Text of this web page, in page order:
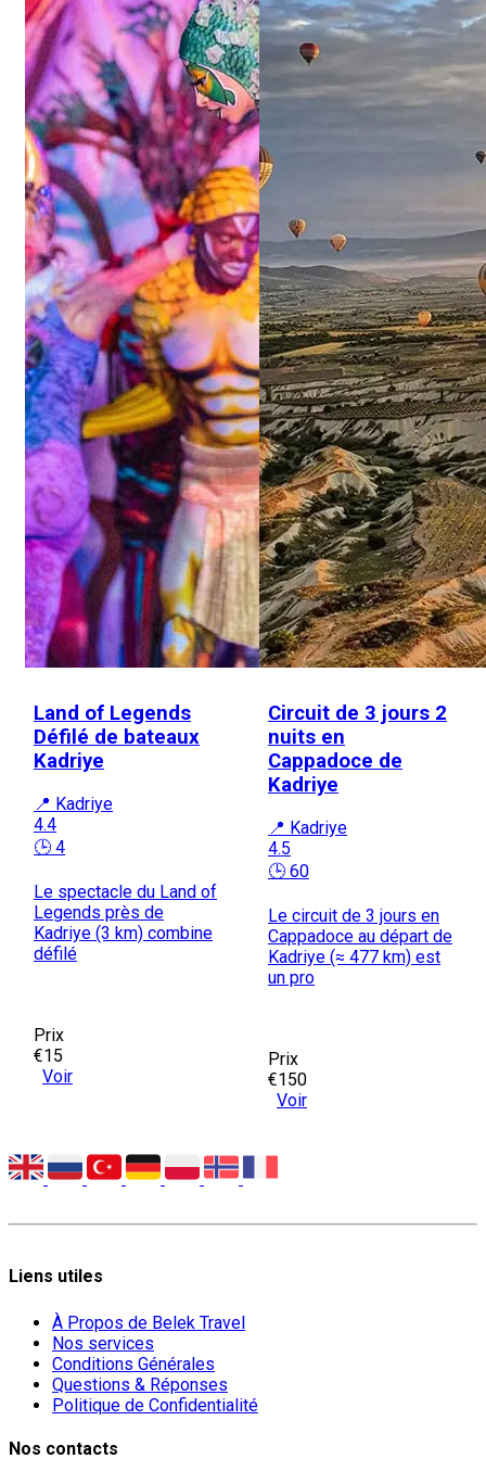
Land of Legends
Défilé de bateaux
Kadriye
📍 Kadriye
4.4
🕒 4
Le spectacle du Land of
Legends près de
Kadriye (3 km) combine
défilé
Prix
€15
Voir
Circuit de 3 jours 2
nuits en
Cappadoce de
Kadriye
📍 Kadriye
4.5
🕒 60
Le circuit de 3 jours en
Cappadoce au départ de
Kadriye (≈ 477 km) est
un pro
Prix
€150
Voir
Liens utiles
À Propos de Belek Travel
Nos services
Conditions Générales
Questions & Réponses
Politique de Confidentialité
Nos contacts